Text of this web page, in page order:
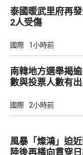
泰國暖武里府再
2人受傷
國際 1小時前
南韓地方選舉揭
數與投票人數有
國際 2小時前
風暴「燦鴻」迫
陸後再橫向貫穿